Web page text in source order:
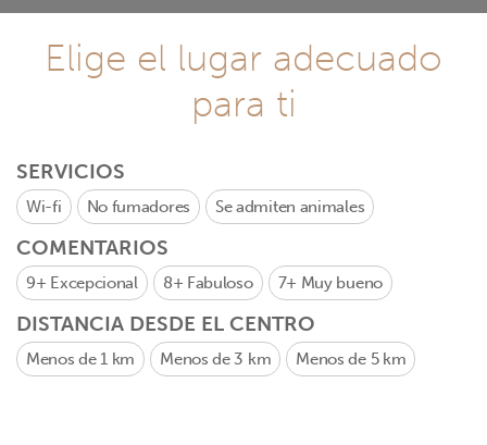
Elige el lugar adecuado
para ti
SERVICIOS
Wi-fi No fumadores Se admiten animales
COMENTARIOS
9+ Excepcional 8+ Fabuloso 7+ Muy bueno
DISTANCIA DESDE EL CENTRO
Menos de 1 km Menos de 3 km Menos de 5 km